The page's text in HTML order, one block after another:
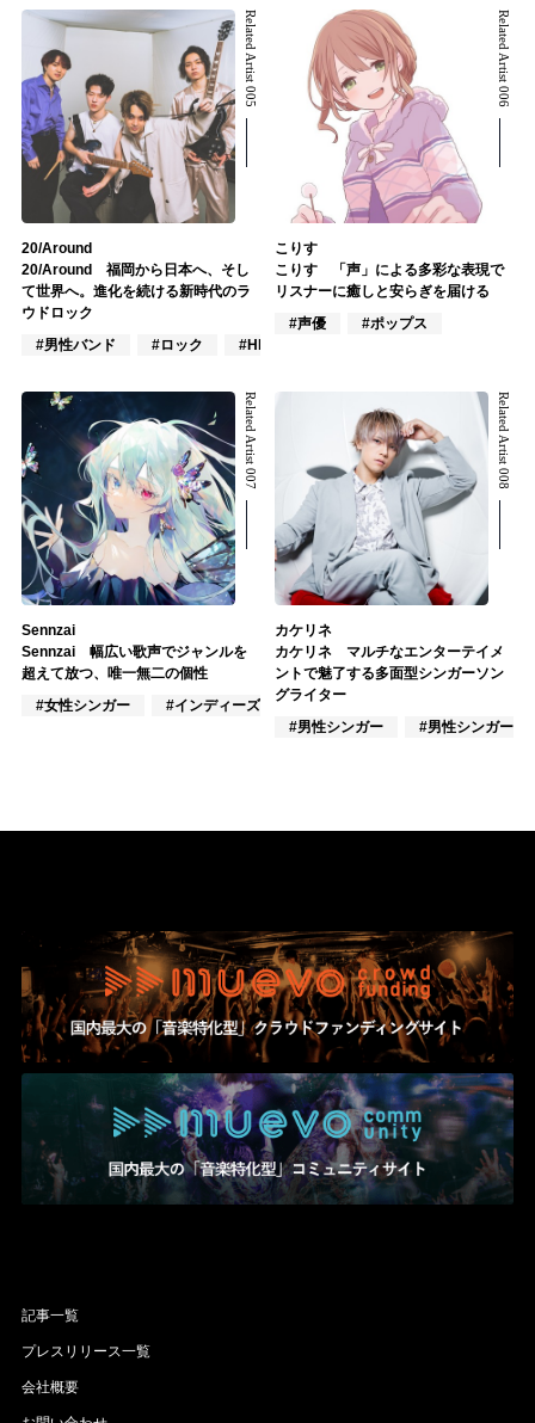
Related Artist 005
20/Around
20/Around 福岡から日本へ、そし
て世界へ。進化を続ける新時代のラ
ウドロック
#男性バンド
#ロック #HR/HM
Related Artist 006
こりす
こりす 「声」による多彩な表現で
リスナーに癒しと安らぎを届ける
#声優
#ポップス
Related Artist 007
Sennzai
Sennzai 幅広い歌声でジャンルを
超えて放つ、唯一無二の個性
#女性シンガー
#インディーズ #VTuber/VSinger
Related Artist 008
カケリネ
カケリネ マルチなエンターテイメ
ントで魅了する多面型シンガーソン
グライター
#男性シンガー
#男性シンガーグ
記事一覧
プレスリリース一覧
会社概要